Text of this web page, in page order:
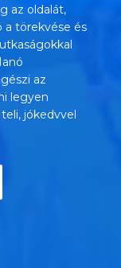
az oldalát,
a törekvése és
az
legyen
jókedvvel